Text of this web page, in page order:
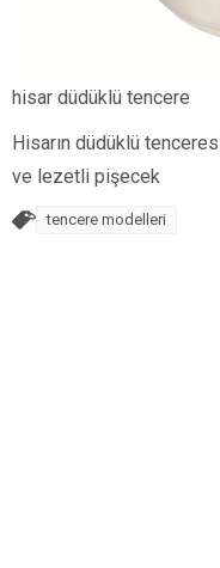
hisar düdüklü tencere
Hisarın düdüklü
ve lezetli pişecek
tencere modelleri